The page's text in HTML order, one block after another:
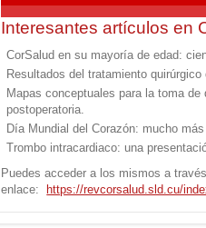
Interesantes artículos en
CorSalud en su mayoría de edad:
Resultados del tratamiento
Mapas conceptuales para la toma
postoperatoria.
Día Mundial del Corazón: mucho
Trombo intracardiaco: una
Puedes acceder a los mismos a
enlace:
https://revcorsalud.sld.cu/